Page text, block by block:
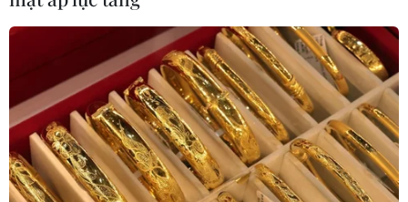
Tổng Biên tập: TRẦN TIẾN DUẨN
Phó Tổng Biên tập: NGUYỄN THỊ TÁM, KHÚC THANH
THỦY
Sở hữu trí tuệ
Quy định sử dụng
RSS
Hỗ trợ